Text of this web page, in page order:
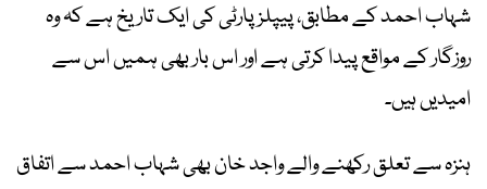
شہاب احمد کے مطابق، پیپلز پارٹی کی ایک تاریخ ہے کہ وہ
روزگار کے مواقع پیدا کرتی ہے اور اس بار بھی ہمیں اس سے
امیدیں ہیں۔
ہنزہ سے تعلق رکھنے والے واجد خان بھی شہاب احمد سے اتفاق